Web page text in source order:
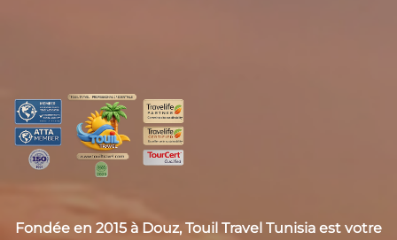
Fondée en 2015 à Douz, Touil Travel Tunisia est votre